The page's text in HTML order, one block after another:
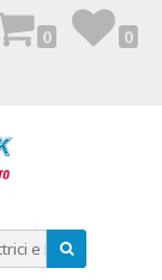
0 0